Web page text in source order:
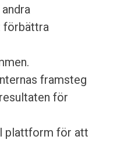
förbättra
framsteg
för
plattform för att